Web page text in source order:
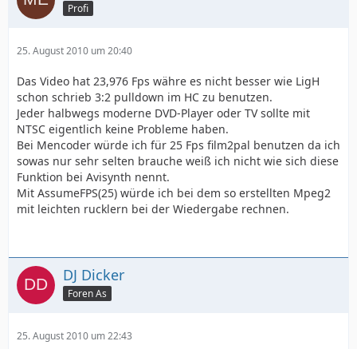
Profi
25. August 2010 um 20:40
Das Video hat 23,976 Fps währe es nicht besser wie LigH
schon schrieb 3:2 pulldown im HC zu benutzen.
Jeder halbwegs moderne DVD-Player oder TV sollte mit
NTSC eigentlich keine Probleme haben.
Bei Mencoder würde ich für 25 Fps film2pal benutzen da ich
sowas nur sehr selten brauche weiß ich nicht wie sich diese
Funktion bei Avisynth nennt.
Mit AssumeFPS(25) würde ich bei dem so erstellten Mpeg2
mit leichten rucklern bei der Wiedergabe rechnen.
DJ Dicker
Foren As
25. August 2010 um 22:43